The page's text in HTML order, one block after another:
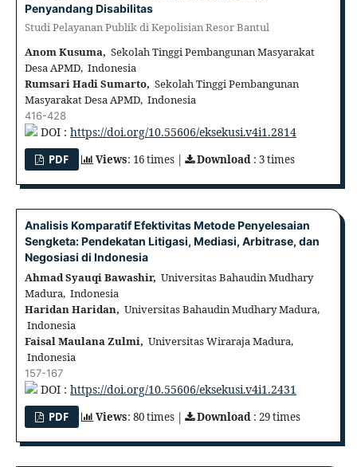
Penyandang Disabilitas
Studi Pelayanan Publik di Kepolisian Resor Bantul
Anom Kusuma, Sekolah Tinggi Pembangunan Masyarakat
Desa APMD, Indonesia
Rumsari Hadi Sumarto, Sekolah Tinggi Pembangunan
Masyarakat Desa APMD, Indonesia
416-428
DOI : https://doi.org/10.55606/eksekusi.v4i1.2814
PDF Views: 16 times | Download : 3 times
Analisis Komparatif Efektivitas Metode Penyelesaian
Sengketa: Pendekatan Litigasi, Mediasi, Arbitrase, dan
Negosiasi di Indonesia
Ahmad Syauqi Bawashir, Universitas Bahaudin Mudhary
Madura, Indonesia
Haridan Haridan, Universitas Bahaudin Mudhary Madura,
Indonesia
Faisal Maulana Zulmi, Universitas Wiraraja Madura,
Indonesia
157-167
DOI : https://doi.org/10.55606/eksekusi.v4i1.2431
PDF Views: 80 times | Download : 29 times